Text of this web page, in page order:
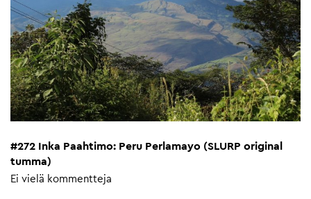
#272 Inka Paahtimo: Peru Perlamayo (SLURP original
tumma)
Ei vielä kommentteja